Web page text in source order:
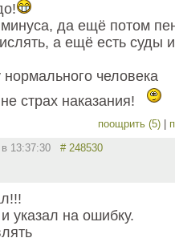
минуса, да ещё потом
а ещё есть суды и
человека
страх наказания!
поощрить (5)
в 13:37:30 # 248530
указал на ошибку.